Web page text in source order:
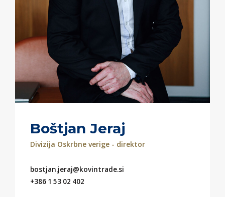
Boštjan Jeraj
Divizija Oskrbne verige - direktor
bostjan.jeraj@kovintrade.si
+386 1 53 02 402